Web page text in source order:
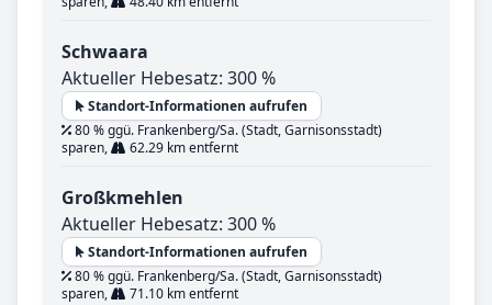
Schwaara
Aktueller Hebesatz: 300 %
Standort-Informationen aufrufen
80 % ggü. Frankenberg/Sa. (Stadt, Garnisonsstadt)
sparen,
62.29 km entfernt
Großkmehlen
Aktueller Hebesatz: 300 %
Standort-Informationen aufrufen
80 % ggü. Frankenberg/Sa. (Stadt, Garnisonsstadt)
sparen,
71.10 km entfernt